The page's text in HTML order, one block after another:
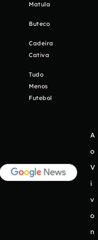
Matula
Buteco
Cadeira
Cativa
Tudo
Menos
Futebol
A
o
V
i
v
o
n